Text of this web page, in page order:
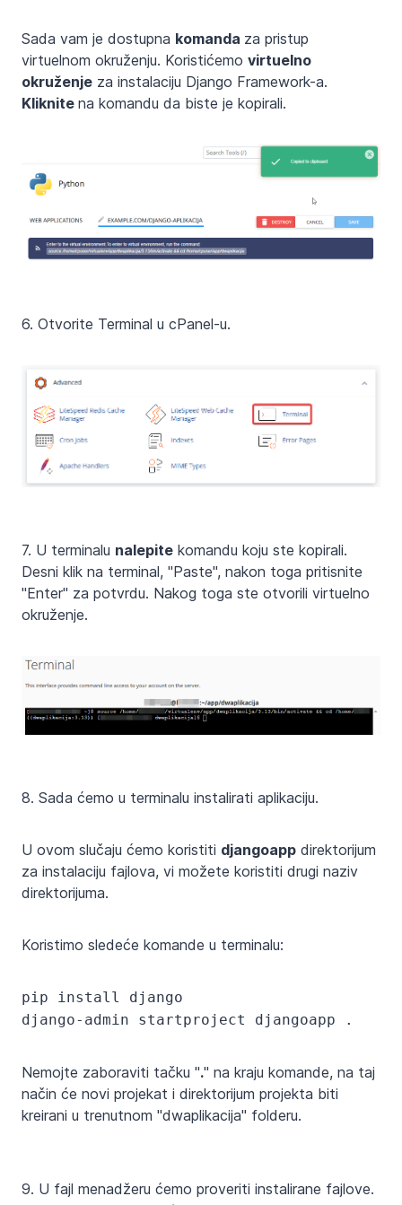
Sada vam je dostupna komanda za pristup
virtuelnom okruženju. Koristićemo virtuelno
okruženje za instalaciju Django Framework-a.
Kliknite na komandu da biste je kopirali.
6. Otvorite Terminal u cPanel-u.
7. U terminalu nalepite komandu koju ste kopirali.
Desni klik na terminal, "Paste", nakon toga pritisnite
"Enter" za potvrdu. Nakog toga ste otvorili virtuelno
okruženje.
8. Sada ćemo u terminalu instalirati aplikaciju.
U ovom slučaju ćemo koristiti djangoapp direktorijum
za instalaciju fajlova, vi možete koristiti drugi naziv
direktorijuma.
Koristimo sledeće komande u terminalu:
pip install django
django-admin startproject djangoapp .
Nemojte zaboraviti tačku "." na kraju komande, na taj
način će novi projekat i direktorijum projekta biti
kreirani u trenutnom "dwaplikacija" folderu.
9. U fajl menadžeru ćemo proveriti instalirane fajlove.